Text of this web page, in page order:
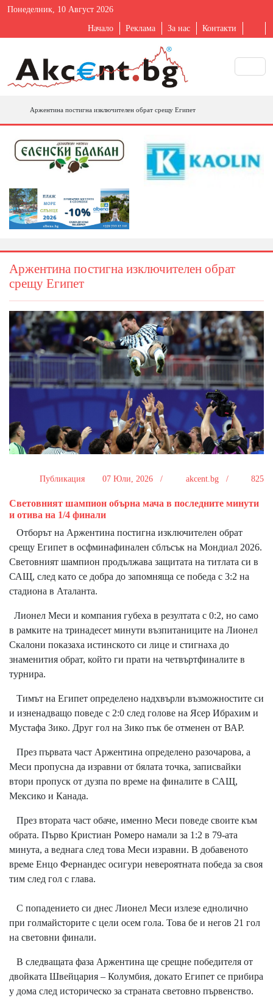
Понеделник, 10 Август 2026
Начало Реклама За нас Контакти
Аржентина постигна изключителен обрат срещу Египет
Аржентина постигна изключителен обрат
срещу Египет
Публикация 07 Юли, 2026 / akcent.bg / 825
Световният шампион обърна мача в последните минути
и отива на 1/4 финали
Отборът на Аржентина постигна изключителен обрат
срещу Египет в осфминафинален сблъсък на Мондиал 2026.
Световният шампион продължава защитата на титлата си в
САЩ, след като се добра до запомняща се победа с 3:2 на
стадиона в Аталанта.
Лионел Меси и компания губеха в резултата с 0:2, но само
в рамките на тринадесет минути възпитаниците на Лионел
Скалони показаха истинското си лице и стигнаха до
знаменития обрат, който ги прати на четвъртфиналите в
турнира.
Тимът на Египет определено надхвърли възможностите си
и изненадващо поведе с 2:0 след голове на Ясер Ибрахим и
Мустафа Зико. Друг гол на Зико пък бе отменен от ВАР.
През първата част Аржентина определено разочарова, а
Меси пропусна да изравни от бялата точка, записвайки
втори пропуск от дузпа по време на финалите в САЩ,
Мексико и Канада.
През втората част обаче, именно Меси поведе своите към
обрата. Първо Кристиан Ромеро намали за 1:2 в 79-ата
минута, а веднага след това Меси изравни. В добавеното
време Енцо Фернандес осигури невероятната победа за своя
тим след гол с глава.
С попадението си днес Лионел Меси излезе еднолично
при голмайсторите с цели осем гола. Това бе и негов 21 гол
на световни финали.
В следващата фаза Аржентина ще срещне победителя от
двойката Швейцария – Колумбия, докато Египет се прибира
у дома след историческо за страната световно първенство.